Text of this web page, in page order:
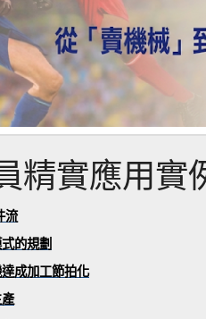
精實應用實
流
的規劃
成加工節拍化